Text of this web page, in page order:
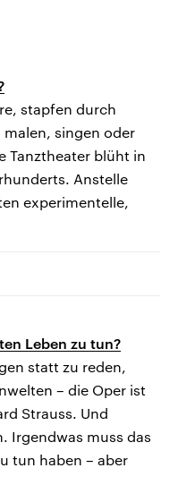
stapfen durch
singen oder
Tanztheater blüht in
Anstelle
experimentelle,
Leben zu tun?
statt zu reden,
– die Oper ist
Strauss. Und
Irgendwas muss das
tun haben – aber